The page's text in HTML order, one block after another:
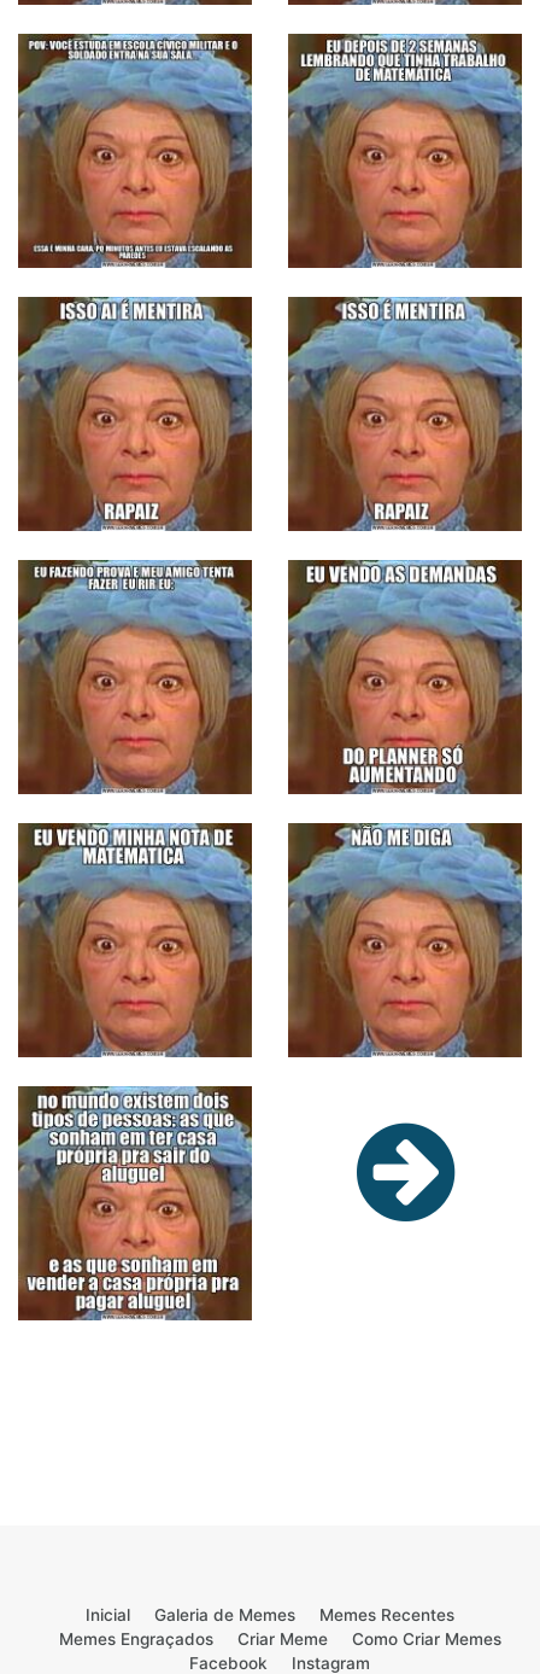
Inicial Galeria de Memes
Memes Recentes
Memes Engraçados
Criar Meme
Como Criar Memes
Facebook
Instagram